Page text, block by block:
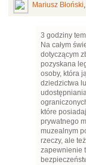
Mariusz Błoński,
3 godziny
Na całym
dotyczącym
pozyskana
osoby, która
dziedzictwa
które
prywatnego
muzealnym
rzeczy, ale
zapewnienie